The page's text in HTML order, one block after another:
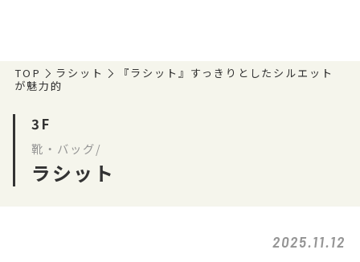
TOP ラシット
『ラシット』すっきりとしたシルエット
が魅力的
3F
靴・バッグ/
ラシット
2025.11.12